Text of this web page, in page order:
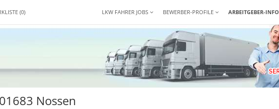
(0) LKW FAHRER JOBS BEWERBER-PROFILE ARBEITGEBER-INFO
Nossen